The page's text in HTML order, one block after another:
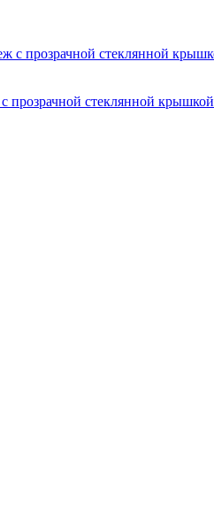
прозрачной стеклянной крышкой